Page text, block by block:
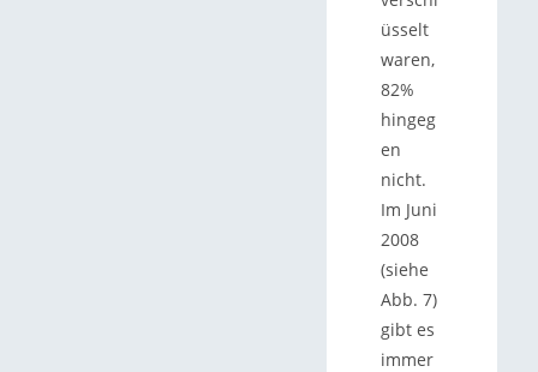
üsselt
waren,
82%
hingeg
en
nicht.
Im Juni
2008
(siehe
Abb. 7)
gibt es
immer